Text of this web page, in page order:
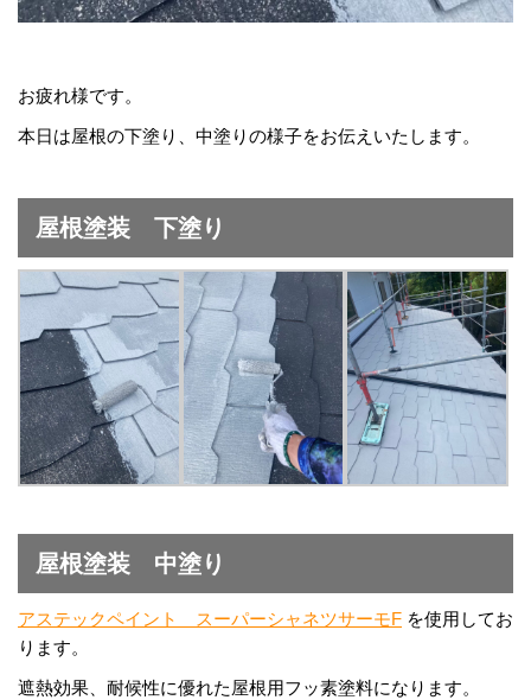
お疲れ様です。
本日は屋根の下塗り、中塗りの様子をお伝えいたします。
屋根塗装 下塗り
屋根塗装 中塗り
アステックペイント スーパーシャネツサーモF を使用してお
ります。
遮熱効果、耐候性に優れた屋根用フッ素塗料になります。